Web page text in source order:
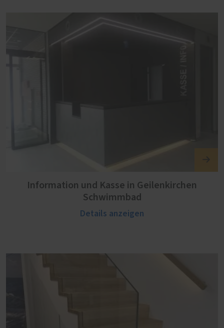
Information und Kasse in Geilenkirchen
Schwimmbad
Details anzeigen